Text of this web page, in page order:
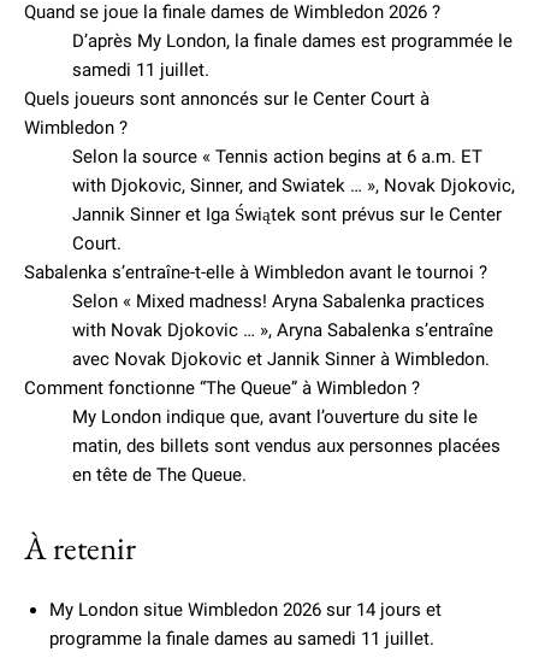
Quand se joue la finale dames de Wimbledon 2026 ?
D’après My London, la finale dames est programmée le
samedi 11 juillet.
Quels joueurs sont annoncés sur le Center Court à
Wimbledon ?
Selon la source « Tennis action begins at 6 a.m. ET
with Djokovic, Sinner, and Swiatek … », Novak Djokovic,
Jannik Sinner et Iga Świątek sont prévus sur le Center
Court.
Sabalenka s’entraîne-t-elle à Wimbledon avant le tournoi ?
Selon « Mixed madness! Aryna Sabalenka practices
with Novak Djokovic … », Aryna Sabalenka s’entraîne
avec Novak Djokovic et Jannik Sinner à Wimbledon.
Comment fonctionne “The Queue” à Wimbledon ?
My London indique que, avant l’ouverture du site le
matin, des billets sont vendus aux personnes placées
en tête de The Queue.
À retenir
My London situe Wimbledon 2026 sur 14 jours et
programme la finale dames au samedi 11 juillet.